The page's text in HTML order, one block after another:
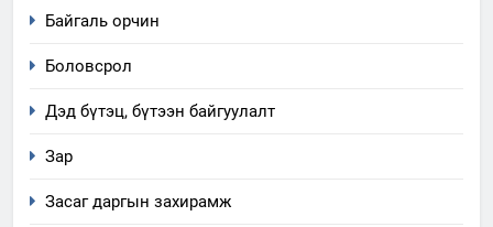
Байгаль орчин
Боловсрол
Дэд бүтэц, бүтээн байгуулалт
Зар
Засаг даргын захирамж